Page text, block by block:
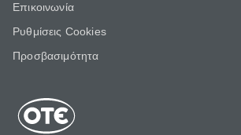
Επικοινωνία
Ρυθμίσεις Cookies
Προσβασιμότητα